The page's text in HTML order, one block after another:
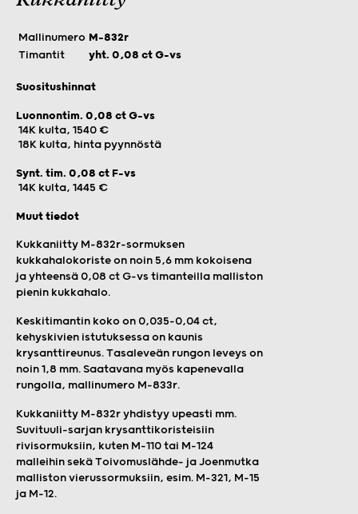
Mallinumero M-832r
Timantit
yht. 0,08 ct G-vs
Suositushinnat
Luonnontim. 0,08 ct G-vs
14K kulta, 1540 €
18K kulta, hinta pyynnöstä
Synt. tim. 0,08 ct F-vs
14K kulta, 1445 €
Muut tiedot
Kukkaniitty M-832r-sormuksen
kukkahalokoriste on noin 5,6 mm kokoisena
ja yhteensä 0,08 ct G-vs timanteilla malliston
pienin kukkahalo.
Keskitimantin koko on 0,035–0,04 ct,
kehyskivien istutuksessa on kaunis
krysanttireunus. Tasaleveän rungon leveys on
noin 1,8 mm. Saatavana myös kapenevalla
rungolla, mallinumero M-833r.
Kukkaniitty M-832r yhdistyy upeasti mm.
Suvituuli-sarjan krysanttikoristeisiin
rivisormuksiin, kuten M-110 tai M-124
malleihin sekä Toivomuslähde- ja Joenmutka
malliston vierussormuksiin, esim. M-321, M-15
ja M-12.